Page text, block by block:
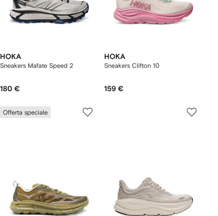
HOKA
Sneakers Mafate Speed 2
180 €
HOKA
Sneakers Clifton 10
159 €
Offerta speciale